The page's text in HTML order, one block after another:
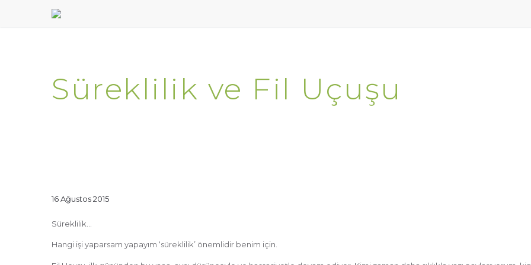
Süreklilik ve Fil Uçuşu
16 Ağustos 2015
Süreklilik…
Hangi işi yaparsam yapayım ‘süreklilik’ önemlidir benim için.